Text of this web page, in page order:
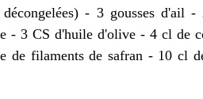
- 3 gousses d'ail
- 3 CS d'huile d'olive - 4 cl de
de filaments de safran - 10 cl